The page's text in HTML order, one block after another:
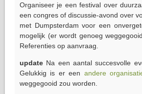
Organiseer je een festival over
een congres of discussie-avond over
met Dumpsterdam voor een
mogelijk (er wordt genoeg
Referenties op aanvraag.
update Na een aantal succesvolle
Gelukkig is er een andere
weggegooid zou worden.